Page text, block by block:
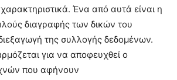
Ένα από αυτά είναι η
διαγραφής των δικών του
της συλλογής δεδομένων.
για να αποφευχθεί ο
που αφήνουν